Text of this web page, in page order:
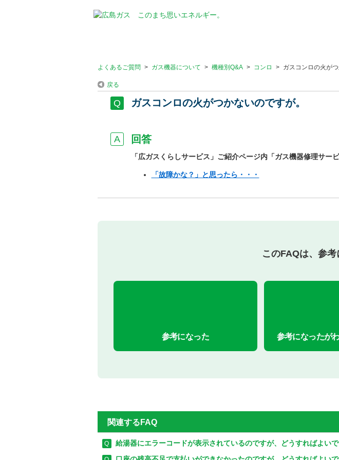
よくあるご質問 > ガス機器について > 機種別Q&A > コンロ > ガスコンロの火がつ
戻る
ガスコンロの火がつかないのですが。
回答
「広ガスくらしサービス」ご紹介ページ内「ガス機器修理サー
「故障かな？」と思ったら・・・
このFAQは、参
参考になった 参考になったが
関連するFAQ
給湯器にエラーコードが表示されているのですが、どうすればよいで